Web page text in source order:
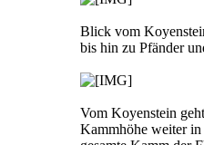
Blick vom
bis hin zu Pfänder
Vom Koyenstein
Kammhöhe weiter